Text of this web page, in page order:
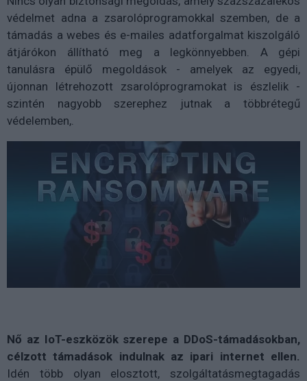
védelmet adna a zsarolóprogramokkal szemben, de a
támadás a webes és e-mailes adatforgalmat kiszolgáló
átjárókon állítható meg a legkönnyebben. A gépi
tanulásra épülő megoldások - amelyek az egyedi,
újonnan létrehozott zsarolóprogramokat is észlelik -
szintén nagyobb szerephez jutnak a többrétegű
védelemben,.
Nő az IoT-eszközök szerepe a DDoS-támadásokban,
célzott támadások indulnak az ipari internet ellen.
Idén több olyan elosztott, szolgáltatásmegtagadás